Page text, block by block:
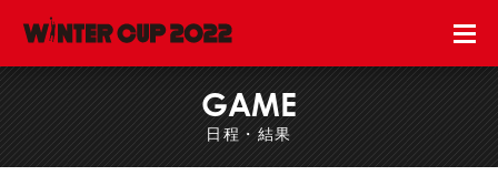
GAME
日程・結果